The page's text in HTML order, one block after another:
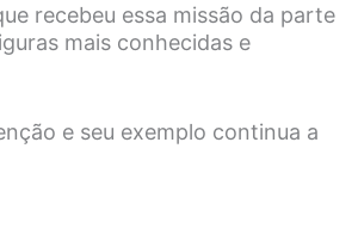
recebeu essa missão da parte
mais conhecidas e
e seu exemplo continua a